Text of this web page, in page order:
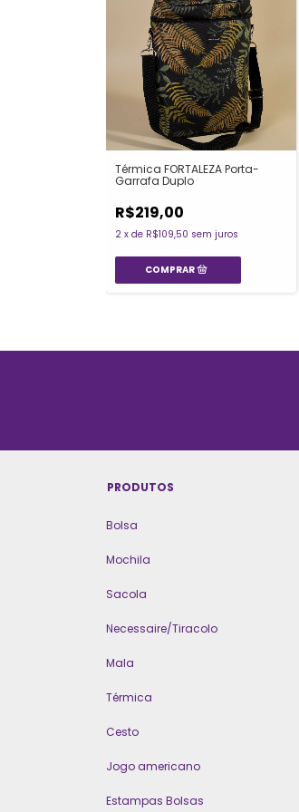
Térmica FORTALEZA Porta-
Garrafa Duplo
R$219,00
2 x de R$109,50 sem juros
PRODUTOS
Bolsa
Mochila
Sacola
Necessaire/Tiracolo
Mala
Térmica
Cesto
Jogo americano
Estampas Bolsas